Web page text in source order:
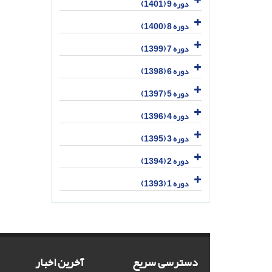
دوره 9 (1401)
دوره 8 (1400)
دوره 7 (1399)
دوره 6 (1398)
دوره 5 (1397)
دوره 4 (1396)
دوره 3 (1395)
دوره 2 (1394)
دوره 1 (1393)
دسترسی سریع آخرین اخبار